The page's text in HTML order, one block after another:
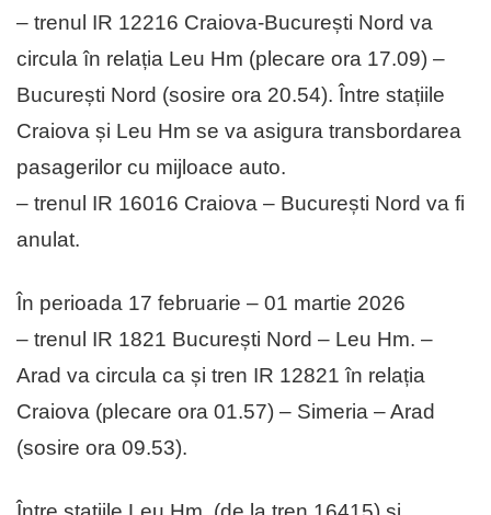
– trenul IR 12216 Craiova-București Nord va
circula în relația Leu Hm (plecare ora 17.09) –
București Nord (sosire ora 20.54). Între stațiile
Craiova și Leu Hm se va asigura transbordarea
pasagerilor cu mijloace auto.
– trenul IR 16016 Craiova – București Nord va fi
anulat.
În perioada 17 februarie – 01 martie 2026
– trenul IR 1821 București Nord – Leu Hm. –
Arad va circula ca și tren IR 12821 în relația
Craiova (plecare ora 01.57) – Simeria – Arad
(sosire ora 09.53).